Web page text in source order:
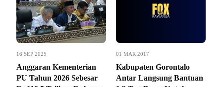
16 SEP 2025
Anggaran Kementerian
PU Tahun 2026 Sebesar
01 MAR 2017
Kabupaten Gorontalo
Antar Langsung Bantuan